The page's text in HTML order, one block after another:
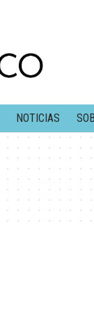
NOTICIAS